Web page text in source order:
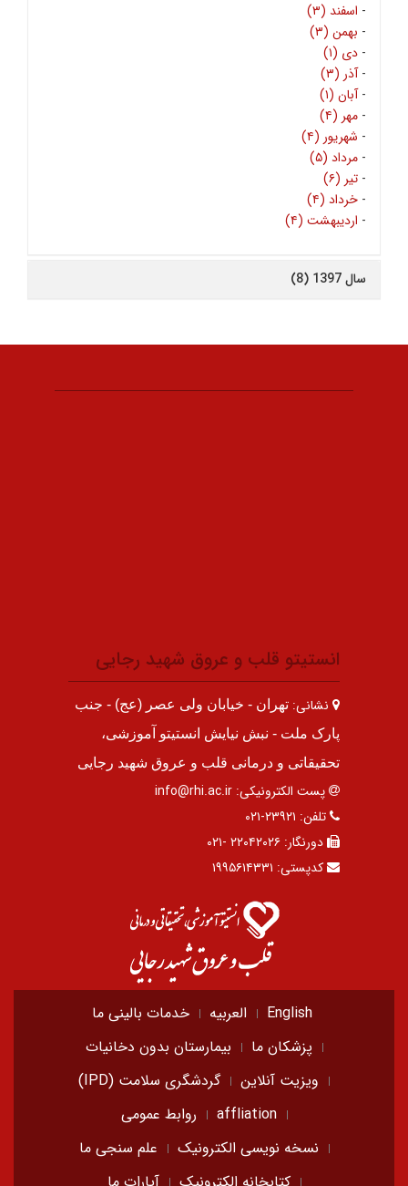
- اسفند (۳)
- بهمن (۳)
- دی (۱)
-آذر (۳)
-آبان (۱)
- مهر (۴)
- شهریور (۴)
- مرداد (۵)
- تیر (۶)
- خرداد (۴)
- اردیبهشت (۴)
سال 1397 (8)
انستیتو قلب و عروق شهید رجایی
نشانی: تهران - خیابان ولی عصر (عج) - جنب
پارک ملت - نبش نیایش انستیتو آموزشی،
تحقیقاتی و درمانی قلب و عروق شهید رجایی
پست الکترونیکی: info@rhi.ac.ir
تلفن: ۲۳۹۲۱-۰۲۱
دورنگار: ۲۲۰۴۲۰۲۶ -۰۲۱
کدپستی: ۱۹۹۵۶۱۴۳۳۱
English العربیه
خدمات بالینی ما
پزشکان ما
بیمارستان بدون دخانیات
ویزیت آنلاین
گردشگری سلامت (IPD)
affliation
روابط عمومی
نسخه نویسی الکترونیک
علم سنجی ما